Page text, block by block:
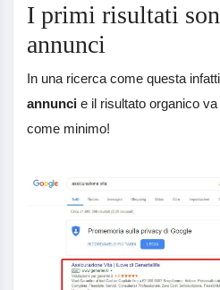
I primi risultati
annunci
In una ricerca come questa infatti
annunci e il risultato organico
come minimo!